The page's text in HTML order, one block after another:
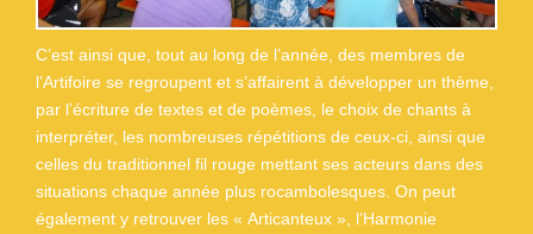
C’est ainsi que, tout au long de l’année, des membres de
l’Artifoire se regroupent et s’affairent à développer un thème,
par l’écriture de textes et de poèmes, le choix de chants à
interpréter, les nombreuses répétitions de ceux-ci, ainsi que
celles du traditionnel fil rouge mettant ses acteurs dans des
situations chaque année plus rocambolesques. On peut
également y retrouver les « Articanteux », l’Harmonie